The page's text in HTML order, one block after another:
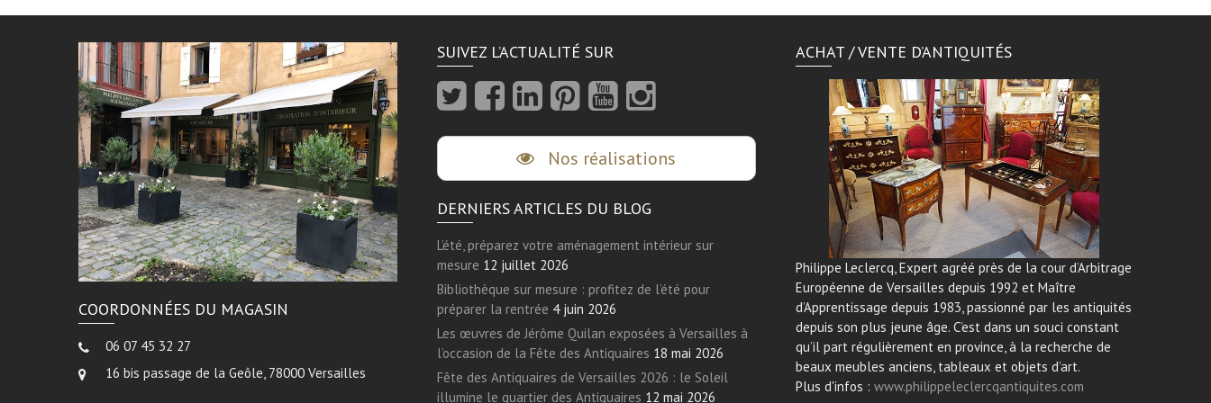
COORDONNÉES DU MAGASIN
06 07 45 32 27
16 bis passage de la Geôle, 78000 Versailles
SUIVEZ L’ACTUALITÉ SUR
Nos réalisations
DERNIERS ARTICLES DU BLOG
L’été, préparez votre aménagement intérieur sur
mesure 12 juillet 2026
Bibliothèque sur mesure : profitez de l’été pour
préparer la rentrée 4 juin 2026
Les œuvres de Jérôme Quilan exposées à Versailles à
l’occasion de la Fête des Antiquaires 18 mai 2026
Fête des Antiquaires de Versailles 2026 : le Soleil
illumine le quartier des Antiquaires 12 mai 2026
ACHAT / VENTE D’ANTIQUITÉS
Philippe Leclercq, Expert agréé près de la cour d’Arbitrage
Européenne de Versailles depuis 1992 et Maître
d’Apprentissage depuis 1983, passionné par les antiquités
depuis son plus jeune âge. C’est dans un souci constant
qu’il part régulièrement en province, à la recherche de
beaux meubles anciens, tableaux et objets d’art.
Plus d'infos : www.philippeleclercqantiquites.com